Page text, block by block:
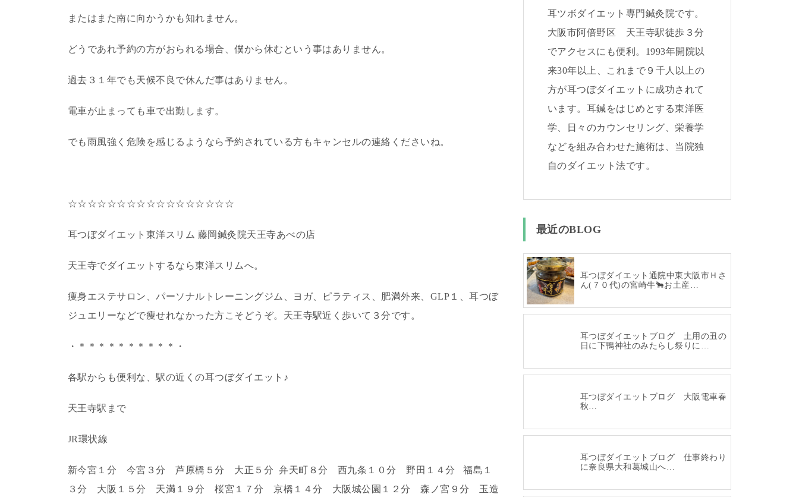
またはまた南に向かうかも知れません。
どうであれ予約の方がおられる場合、僕から休むという事はありません。
過去３１年でも天候不良で休んだ事はありません。
電車が止まっても車で出勤します。
でも雨風強く危険を感じるようなら予約されている方もキャンセルの連絡くださいね。
☆☆☆☆☆☆☆☆☆☆☆☆☆☆☆☆☆
耳つぼダイエット東洋スリム 藤岡鍼灸院天王寺あべの店
天王寺でダイエットするなら東洋スリムへ。
痩身エステサロン、パーソナルトレーニングジム、ヨガ、ピラティス、肥満外来、GLP１、耳つぼ
ジュエリーなどで痩せれなかった方こそどうぞ。天王寺駅近く歩いて３分です。
・＊＊＊＊＊＊＊＊＊＊・
各駅からも便利な、駅の近くの耳つぼダイエット♪
天王寺駅まで
JR環状線
新今宮１分 今宮３分 芦原橋５分 大正５分 弁天町８分 西九条１０分 野田１４分
福島１
３分 大阪１５分 天満１９分 桜宮１７分 京橋１４分 大阪城公園１２分 森ノ宮９分 玉造
耳ツボダイエット専門鍼灸院です。
大阪市阿倍野区 天王寺駅徒歩３分
でアクセスにも便利。1993年開院以
来30年以上、これまで９千人以上の
方が耳つぼダイエットに成功されて
います。耳鍼をはじめとする東洋医
学、日々のカウンセリング、栄養学
などを組み合わせた施術は、当院独
自のダイエット法です。
最近のBLOG
耳つぼダイエット通院中東大阪市Ｈさ
ん(７０代)の宮崎牛🐂お土産…
耳つぼダイエットブログ 土用の丑の
日に下鴨神社のみたらし祭りに…
耳つぼダイエットブログ 大阪電車春
秋…
耳つぼダイエットブログ 仕事終わり
に奈良県大和葛城山へ…